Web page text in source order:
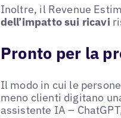
Inoltre, il Revenue
dell’impatto sui ricavi
Pronto per la
Il modo in cui le
meno clienti digitano
assistente IA –